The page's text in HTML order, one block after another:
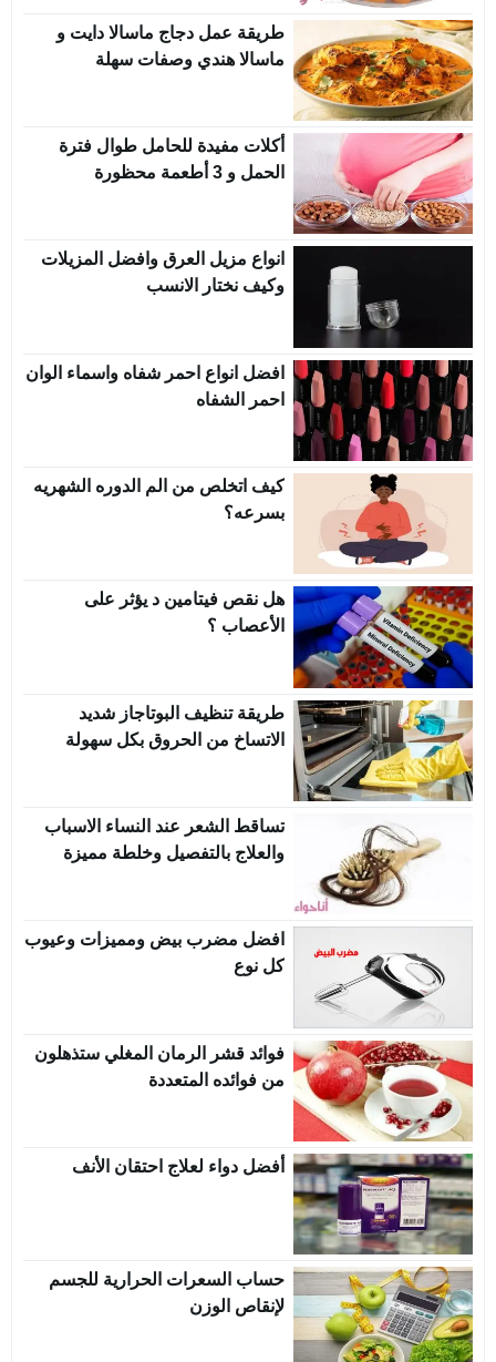
طريقة عمل دجاج ماسالا دايت و
ماسالا هندي وصفات سهلة
أكلات مفيدة للحامل طوال فترة
الحمل و 3 أطعمة محظورة
انواع مزيل العرق وافضل المزيلات
وكيف نختار الانسب
افضل انواع احمر شفاه واسماء الوان
احمر الشفاه
كيف اتخلص من الم الدوره الشهريه
بسرعه؟
هل نقص فيتامين د يؤثر على
الأعصاب ؟
طريقة تنظيف البوتاجاز شديد
الاتساخ من الحروق بكل سهولة
تساقط الشعر عند النساء الاسباب
والعلاج بالتفصيل وخلطة مميزة
افضل مضرب بيض ومميزات وعيوب
كل نوع
فوائد قشر الرمان المغلي ستذهلون
من فوائده المتعددة
أفضل دواء لعلاج احتقان الأنف
حساب السعرات الحرارية للجسم
لإنقاص الوزن